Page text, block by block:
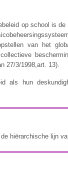
op school is
van het
27/3/1998,art. 13).
als hun
hiërarchische lijn